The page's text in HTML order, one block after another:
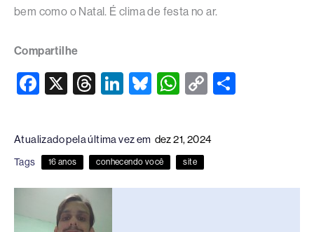
bem como o Natal. É clima de festa no ar.
Compartilhe
F
c
e
b
o
o
X
T
e
a
d
s
Li
e
dI
n
Bl
e
sk
y
W
at
s
A
p
C
p
y
n
Atualizado pela última vez em dez 21, 2024
Tags 16 anos conhecendo você site